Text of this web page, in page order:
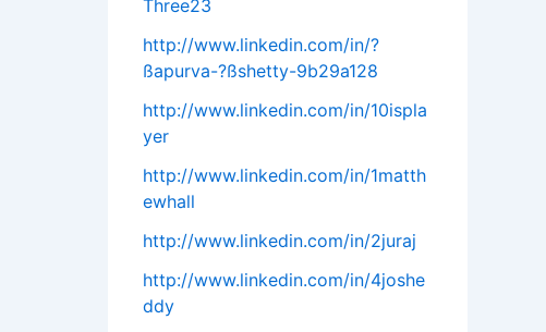
Three23
http://www.linkedin.com/in/?
ßapurva-?ßshetty-9b29a128
http://www.linkedin.com/in/10ispla
yer
http://www.linkedin.com/in/1matth
ewhall
http://www.linkedin.com/in/2juraj
http://www.linkedin.com/in/4joshe
ddy